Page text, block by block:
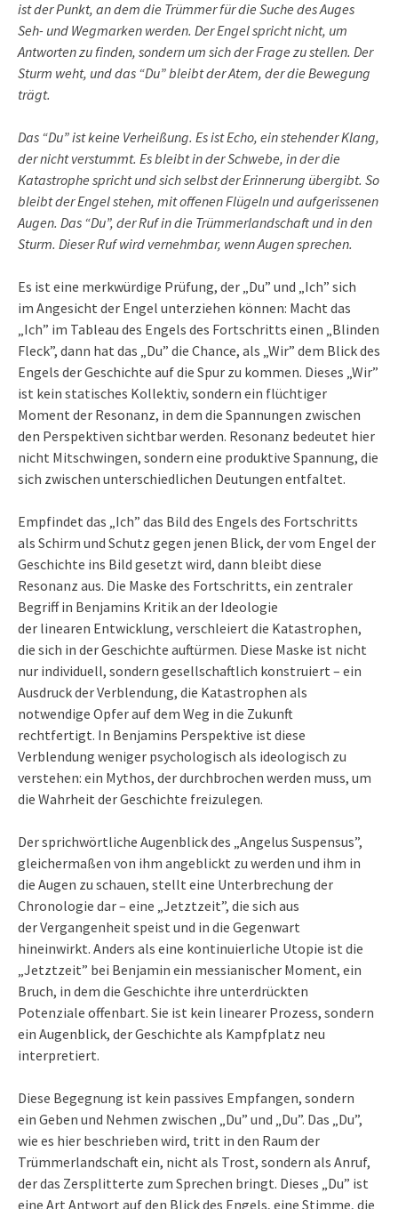
ist der Punkt, an dem die Trümmer für die Suche des Auges
Seh- und Wegmarken werden. Der Engel spricht nicht, um
Antworten zu finden, sondern um sich der Frage zu stellen. Der
Sturm weht, und das “Du” bleibt der Atem, der die Bewegung
trägt.
Das “Du” ist keine Verheißung. Es ist Echo, ein stehender Klang,
der nicht verstummt. Es bleibt in der Schwebe, in der die
Katastrophe spricht und sich selbst der Erinnerung übergibt. So
bleibt der Engel stehen, mit offenen Flügeln und aufgerissenen
Augen. Das “Du”, der Ruf in die Trümmerlandschaft und in den
Sturm. Dieser Ruf wird vernehmbar, wenn Augen sprechen.
Es ist eine merkwürdige Prüfung, der „Du” und „Ich” sich
im Angesicht der Engel unterziehen können: Macht das
„Ich” im Tableau des Engels des Fortschritts einen „Blinden
Fleck”, dann hat das „Du” die Chance, als „Wir” dem Blick des
Engels der Geschichte auf die Spur zu kommen. Dieses „Wir”
ist kein statisches Kollektiv, sondern ein flüchtiger
Moment der Resonanz, in dem die Spannungen zwischen
den Perspektiven sichtbar werden. Resonanz bedeutet hier
nicht Mitschwingen, sondern eine produktive Spannung, die
sich zwischen unterschiedlichen Deutungen entfaltet.
Empfindet das „Ich” das Bild des Engels des Fortschritts
als Schirm und Schutz gegen jenen Blick, der vom Engel der
Geschichte ins Bild gesetzt wird, dann bleibt diese
Resonanz aus. Die Maske des Fortschritts, ein zentraler
Begriff in Benjamins Kritik an der Ideologie
der linearen Entwicklung, verschleiert die Katastrophen,
die sich in der Geschichte auftürmen. Diese Maske ist nicht
nur individuell, sondern gesellschaftlich konstruiert – ein
Ausdruck der Verblendung, die Katastrophen als
notwendige Opfer auf dem Weg in die Zukunft
rechtfertigt. In Benjamins Perspektive ist diese
Verblendung weniger psychologisch als ideologisch zu
verstehen: ein Mythos, der durchbrochen werden muss, um
die Wahrheit der Geschichte freizulegen.
Der sprichwörtliche Augenblick des „Angelus Suspensus”,
gleichermaßen von ihm angeblickt zu werden und ihm in
die Augen zu schauen, stellt eine Unterbrechung der
Chronologie dar – eine „Jetztzeit”, die sich aus
der Vergangenheit speist und in die Gegenwart
hineinwirkt. Anders als eine kontinuierliche Utopie ist die
„Jetztzeit” bei Benjamin ein messianischer Moment, ein
Bruch, in dem die Geschichte ihre unterdrückten
Potenziale offenbart. Sie ist kein linearer Prozess, sondern
ein Augenblick, der Geschichte als Kampfplatz neu
interpretiert.
Diese Begegnung ist kein passives Empfangen, sondern
ein Geben und Nehmen zwischen „Du” und „Du”. Das „Du”,
wie es hier beschrieben wird, tritt in den Raum der
Trümmerlandschaft ein, nicht als Trost, sondern als Anruf,
der das Zersplitterte zum Sprechen bringt. Dieses „Du” ist
eine Art Antwort auf den Blick des Engels, eine Stimme, die